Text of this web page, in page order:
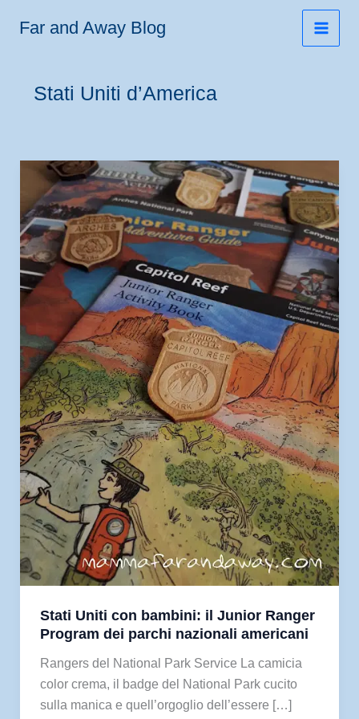
Far and Away Blog
Stati Uniti d’America
Stati Uniti con bambini: il Junior Ranger
Program dei parchi nazionali americani
Rangers del National Park Service La camicia
color crema, il badge del National Park cucito
sulla manica e quell’orgoglio dell’essere […]